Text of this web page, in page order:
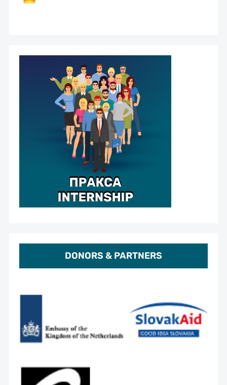
DONORS & PARTNERS